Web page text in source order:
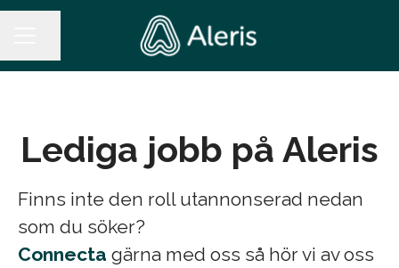
Lediga jobb på Aleris
Finns inte den roll utannonserad nedan
som du söker?
Connecta gärna med oss så hör vi av oss